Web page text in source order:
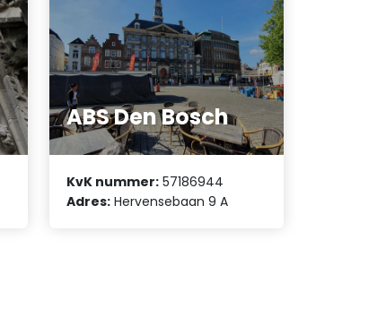
ABS Den Bosch
KvK nummer: 57186944
Adres: Hervensebaan 9 A